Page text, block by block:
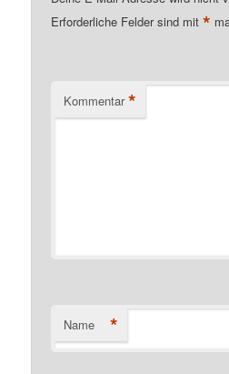
Erforderliche Felder sind mit*
Kommentar *
Name *